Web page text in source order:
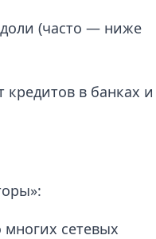
(часто — ниже
кредитов в банках и
сетевых